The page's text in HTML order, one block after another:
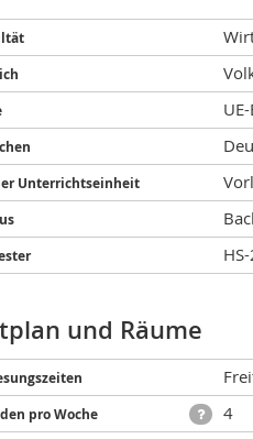
Unterrichtseinheit
und Räume
pro Woche 4